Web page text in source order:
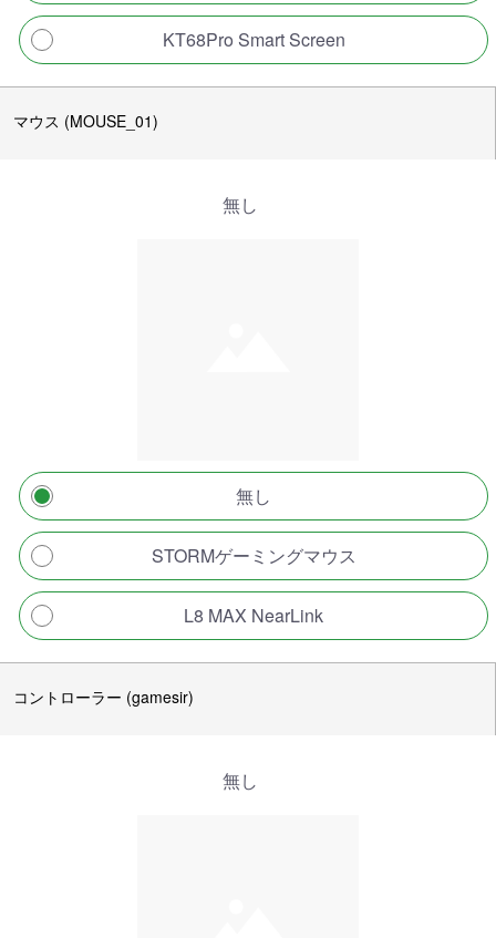
KT68Pro Smart Screen
マウス (MOUSE_01)
無し
無し
STORMゲーミングマウス
L8 MAX NearLink
コントローラー (gamesir)
無し